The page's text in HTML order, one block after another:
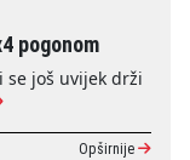
pogonom
se još uvijek drži
Opširnije